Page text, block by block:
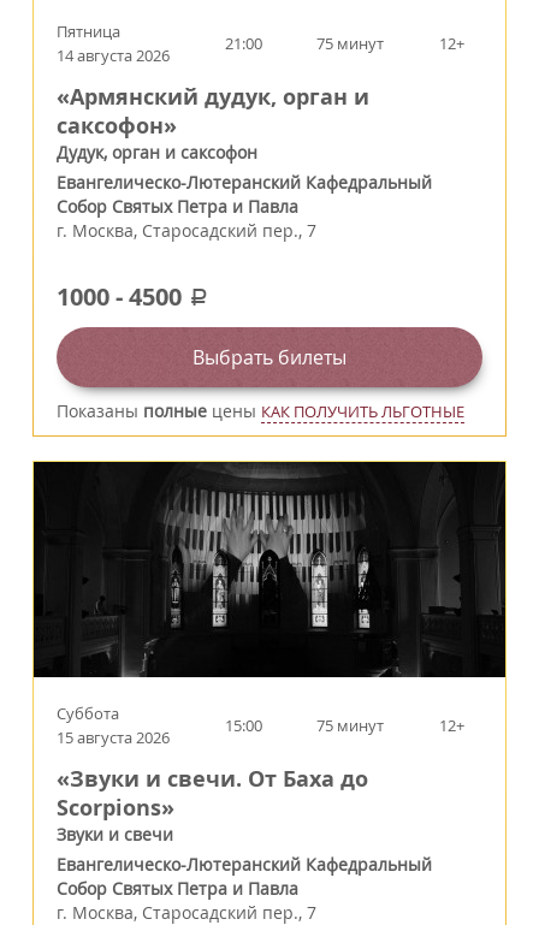
Пятница
14 августа 2026
21:00 75 минут 12+
«Армянский дудук, орган и
саксофон»
Дудук, орган и саксофон
Евангелическо-Лютеранский Кафедральный
Собор Святых Петра и Павла
г. Москва, Старосадский пер., 7
1000-4500 a
Выбрать билеты
Показаны полные цены КАК ПОЛУЧИТЬ ЛЬГОТНЫЕ
Суббота
15 августа 2026
15:00 75 минут 12+
«Звуки и свечи. От Баха до
Scorpions»
Звуки и свечи
Евангелическо-Лютеранский Кафедральный
Собор Святых Петра и Павла
г. Москва, Старосадский пер., 7